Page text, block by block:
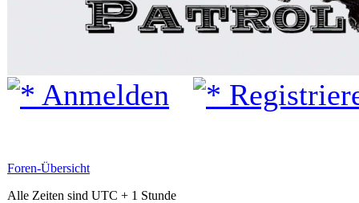
Anmelden
Foren-Übersicht
Alle Zeiten sind UTC + 1 Stunde